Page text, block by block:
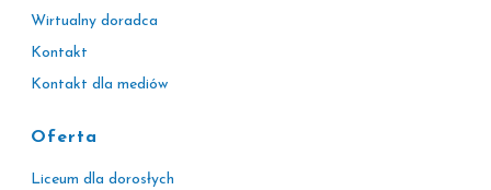
Wirtualny doradca
Kontakt
Kontakt dla mediów
Oferta
Liceum dla dorosłych